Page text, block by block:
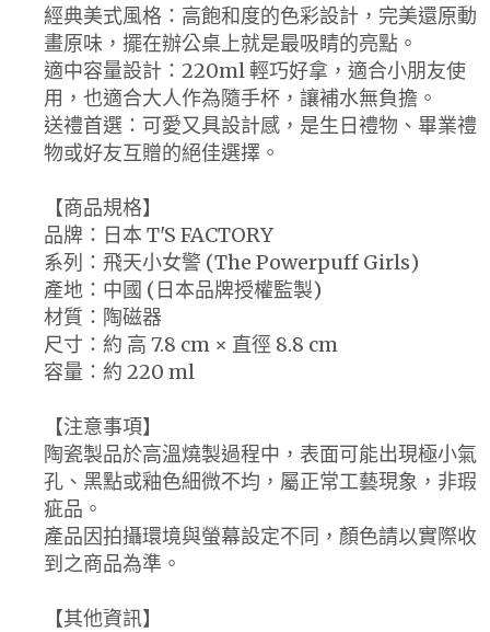
經典美式風格：高飽和度的色彩設計，完美還原動
畫原味，擺在辦公桌上就是最吸睛的亮點。
適中容量設計：220ml 輕巧好拿，適合小朋友使
用，也適合大人作為隨手杯，讓補水無負擔。
送禮首選：可愛又具設計感，是生日禮物、畢業禮
物或好友互贈的絕佳選擇。
【商品規格】
品牌：日本 T'S FACTORY
系列：飛天小女警 (The Powerpuff Girls)
產地：中國 (日本品牌授權監製)
材質：陶磁器
尺寸：約 高 7.8 cm × 直徑 8.8 cm
容量：約 220 ml
【注意事項】
陶瓷製品於高溫燒製過程中，表面可能出現極小氣
孔、黑點或釉色細微不均，屬正常工藝現象，非瑕
疵品。
產品因拍攝環境與螢幕設定不同，顏色請以實際收
到之商品為準。
【其他資訊】